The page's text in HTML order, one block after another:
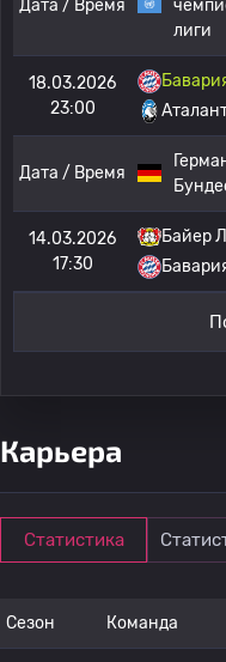
Дата / Время
лиги
18.03.2026
23:00
Дата / Время
14.03.2026
17:30
Байер
Карьера
Статистика
Сезон Команда